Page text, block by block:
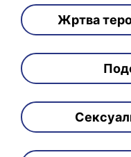
Жртва